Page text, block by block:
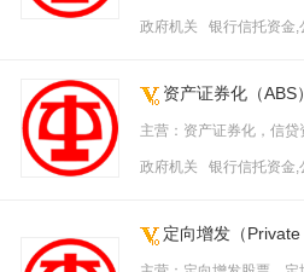
政府机关 银行信托资金,
资产证券化（ABS
主营：资产证券化，信
政府机关 银行信托资金,
定向增发（